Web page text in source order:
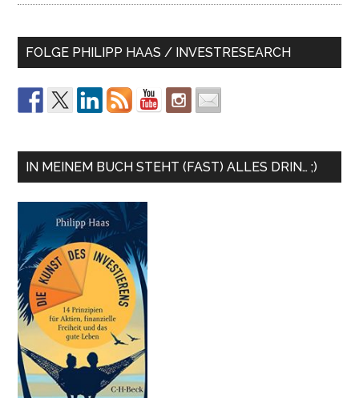
FOLGE PHILIPP HAAS / INVESTRESEARCH
IN MEINEM BUCH STEHT (FAST) ALLES DRIN… ;)